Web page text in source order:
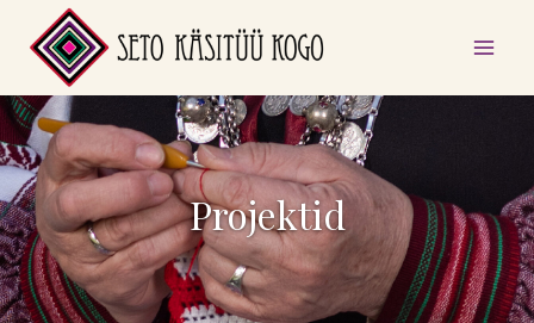
content
Projektid